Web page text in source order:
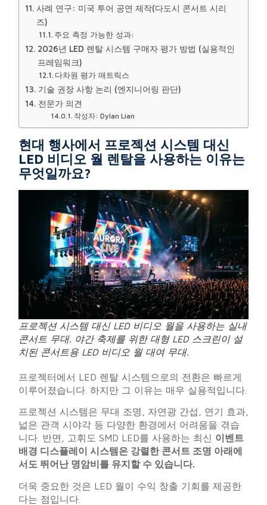
사례 연구: 미국 투어 공연 제작(다도시 콘서트 시리
즈)
주요 측정 가능한 성과:
2026년 LED 렌탈 시스템 구매자 평가 방법 (실용적인
프레임워크)
다차원 평가 매트릭스
기술 권장 사항 논리 (엔지니어링 판단)
전문가 의견
작성자: Dylan Lian
현대 행사에서 프로젝션 시스템 대신
LED 비디오 월 렌탈을 사용하는 이유는
무엇일까요?
프로젝션 시스템 대신 LED 비디오 월을 사용하는 실내
콘서트 무대. 야간 축제를 위한 대형 LED 스크린이 설
치된 콘서트용 LED 비디오 월 대여 무대.
프로젝터에서 LED 렌탈 시스템으로의 전환은 빠르게
이루어졌습니다. 하지만 그 이유는 매우 실용적입니다.
프로젝션 시스템은 무대 조명, 자연광 간섭, 연기 효과,
넓은 관객 시야각 등 다양한 환경에서 어려움을 겪습
니다. 반면, 고휘도 SMD LED를 사용하는 최신 이벤트
배경 디스플레이 시스템은 강렬한 콘서트 조명 아래에
서도 뛰어난 명암비를 유지할 수 있습니다.
더욱 중요한 것은 LED 월이 수익 창출 기회를 제공한
다는 점입니다.